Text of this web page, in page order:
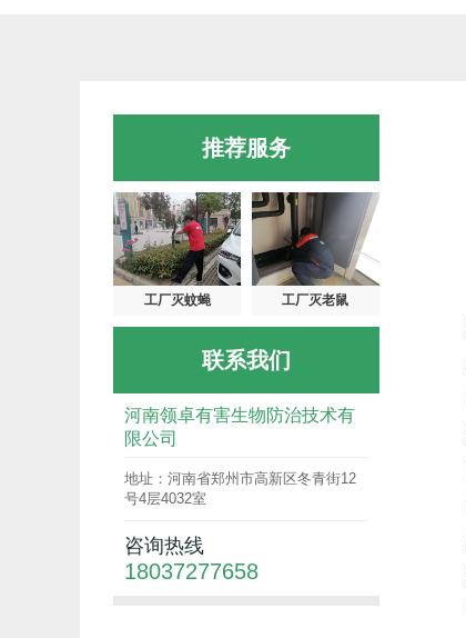
推荐服务
工厂灭蚊蝇 工厂灭老鼠
联系我们
河南领卓有害生物防治技术有
限公司
地址：河南省郑州市高新区冬青街12
号4层4032室
咨询热线
18037277658